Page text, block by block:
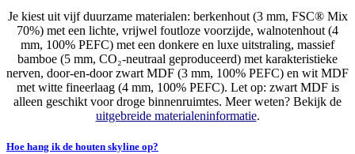
Je kiest uit vijf duurzame materialen: berkenhout (3 mm, FSC® Mix
70%) met een lichte, vrijwel foutloze voorzijde, walnotenhout (4
mm, 100% PEFC) met een donkere en luxe uitstraling, massief
bamboe (5 mm, CO₂-neutraal geproduceerd) met karakteristieke
nerven, door-en-door zwart MDF (3 mm, 100% PEFC) en wit MDF
met witte fineerlaag (4 mm, 100% PEFC). Let op: zwart MDF is
alleen geschikt voor droge binnenruimtes. Meer weten? Bekijk de
uitgebreide materialeninformatie.
Hoe hang ik de houten skyline op?